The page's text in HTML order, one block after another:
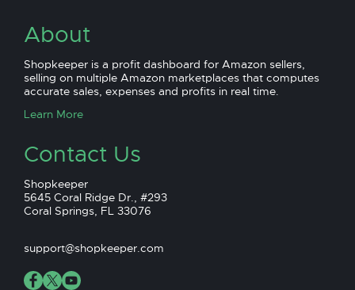
About
Shopkeeper is a profit dashboard for Amazon sellers,
selling on multiple Amazon marketplaces that computes
accurate sales, expenses and profits in real time.
Learn More
Contact Us
Shopkeeper
5645 Coral Ridge Dr., #293
Coral Springs, FL 33076
support@shopkeeper.com